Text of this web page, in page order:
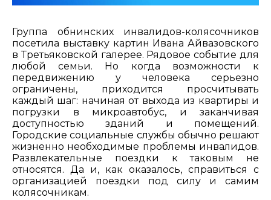
Группа обнинских инвалидов-колясочников
посетила выставку картин Ивана Айвазовского
в Третьяковской галерее. Рядовое событие для
любой семьи. Но когда возможности к
передвижению у человека серьезно
ограничены, приходится просчитывать
каждый шаг: начиная от выхода из квартиры и
погрузки в микроавтобус, и заканчивая
доступностью зданий и помещений.
Городские социальные службы обычно решают
жизненно необходимые проблемы инвалидов.
Развлекательные поездки к таковым не
относятся. Да и, как оказалось, справиться с
организацией поездки под силу и самим
колясочникам.